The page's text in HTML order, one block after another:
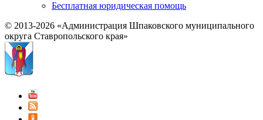
Бесплатная юридическая помощь
© 2013-2026 «Администрация Шпаковского муниципального
округа Ставропольского края»